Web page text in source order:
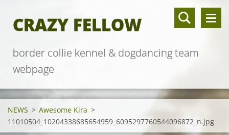
CRAZY FELLOW
border collie kennel & dogdancing team
webpage
NEWS > Awesome Kira >
11010504_10204338685654959_6095297760544096872_n.jpg